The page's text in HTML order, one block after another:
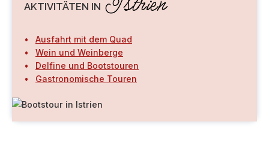
AKTIVITÄTEN IN
Ausfahrt mit dem Quad
Wein und Weinberge
Delfine und Bootstouren
Gastronomische Touren